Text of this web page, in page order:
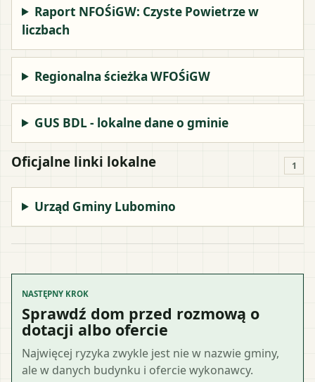
Raport NFOŚiGW: Czyste Powietrze w
liczbach
Regionalna ścieżka WFOŚiGW
GUS BDL - lokalne dane o gminie
Oficjalne linki lokalne 1
Urząd Gminy Lubomino
NASTĘPNY KROK
Sprawdź dom przed rozmową o
dotacji albo ofercie
Najwięcej ryzyka zwykle jest nie w nazwie gminy,
ale w danych budynku i ofercie wykonawcy.